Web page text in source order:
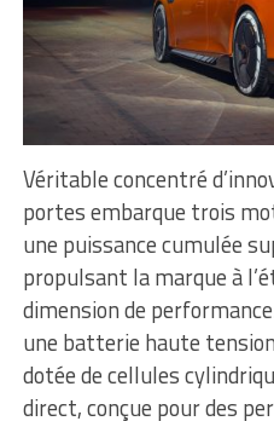
Véritable concentré
portes embarque trois
une puissance cumulée
propulsant la marque à
dimension de
une batterie haute
dotée de cellules
direct, conçue pour des